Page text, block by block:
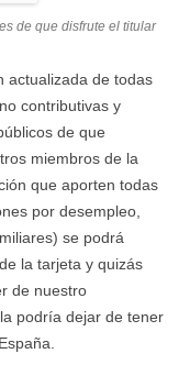
de que disfrute el titular
actualizada de todas
contributivas y
de que
miembros de la
que aporten todas
por desempleo,
se podrá
la tarjeta y quizás
de nuestro
podría dejar de tener